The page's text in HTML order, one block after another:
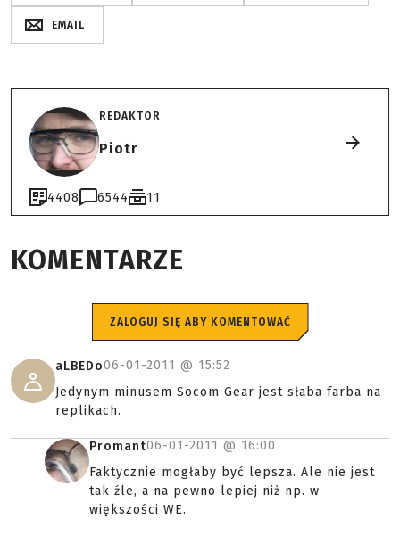
EMAIL
REDAKTOR
Piotr
4408 6544 11
KOMENTARZE
ZALOGUJ SIĘ ABY KOMENTOWAĆ
aLBEDo06-01-2011 @ 15:52
Jedynym minusem Socom Gear jest słaba farba na
replikach.
Promant06-01-2011 @ 16:00
Faktycznie mogłaby być lepsza. Ale nie jest
tak źle, a na pewno lepiej niż np. w
większości WE.